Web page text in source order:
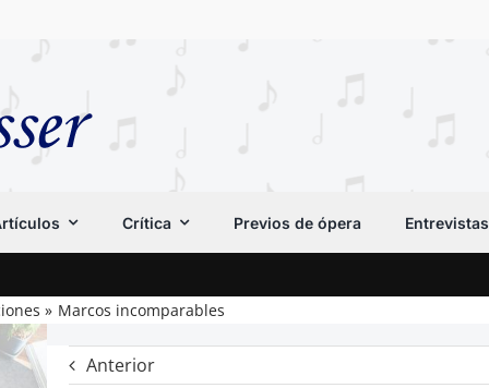
Crítica Previos de ópera Entrevistas
Marcos incomparables
Anterior